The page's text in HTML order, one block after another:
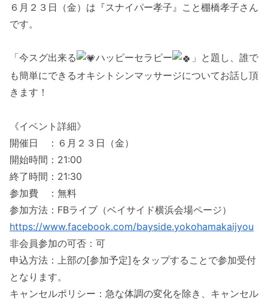
６月２３日（金）は『スナイパー孝子』こと棚橋孝子さん
です。
「今スグ出来る ハッピーセラピー
」と題し、誰で
も簡単にできるオキシトシンマッサージについてお話し頂
きます！
《イベント詳細》
開催日 ：６月２３日（金）
開始時間：21:00
終了時間：21:30
参加費 ：無料
参加方法：FBライブ（ベイサイド横浜会場ページ）
https://www.facebook.com/bayside.yokohamakaijyou
非会員参加の可否：可
申込方法：上部の[参加予定]をタップすることで参加受付
となります。
キャンセルポリシー：急な体調の変化を除き、キャンセル